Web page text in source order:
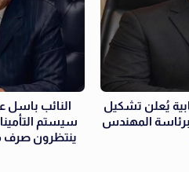
يُعلن تشكيل
برئاسة المهندس
النائب باسل
سيستم
ينتظرون صرف